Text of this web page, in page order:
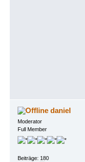
daniel
Moderator
Full Member
Beiträge: 180